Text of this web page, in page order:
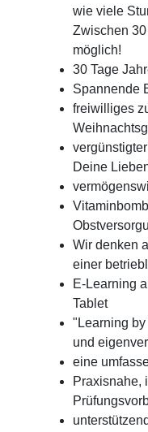
wie viele
Zwischen
möglich!
30 Tage
Spannende
freiwilliges
Deine
Wir denken
einer
E-Learning
Tablet
"Learning
und
eine
Praxisnahe,